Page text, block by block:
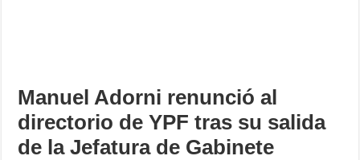
Manuel Adorni renunció al
directorio de YPF tras su salida
de la Jefatura de Gabinete